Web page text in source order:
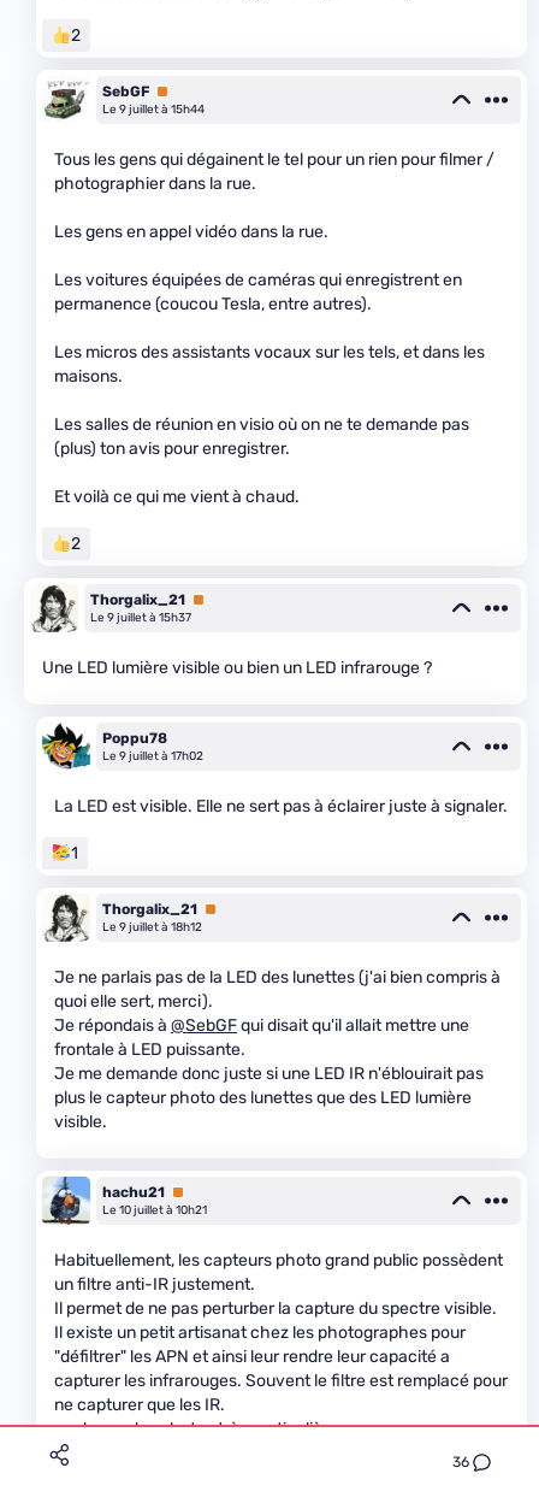
36
2
SebGF Premium
Le 9 juillet à 15h44
Tous les gens qui dégainent le tel pour un rien pour filmer /
photographier dans la rue.
Les gens en appel vidéo dans la rue.
Les voitures équipées de caméras qui enregistrent en
permanence (coucou Tesla, entre autres).
Les micros des assistants vocaux sur les tels, et dans les
maisons.
Les salles de réunion en visio où on ne te demande pas
(plus) ton avis pour enregistrer.
Et voilà ce qui me vient à chaud.
2
Thorgalix_21 Premium
Le 9 juillet à 15h37
Une LED lumière visible ou bien un LED infrarouge ?
Poppu78
Le 9 juillet à 17h02
La LED est visible. Elle ne sert pas à éclairer juste à signaler.
1
Thorgalix_21 Premium
Le 9 juillet à 18h12
Je ne parlais pas de la LED des lunettes (j'ai bien compris à
quoi elle sert, merci).
Je répondais à @SebGFqui disait qu'il allait mettre une
frontale à LED puissante.
Je me demande donc juste si une LED IR n'éblouirait pas
plus le capteur photo des lunettes que des LED lumière
visible.
hachu21 Premium
Le 10 juillet à 10h21
Habituellement, les capteurs photo grand public possèdent
un filtre anti-IR justement.
Il permet de ne pas perturber la capture du spectre visible.
Il existe un petit artisanat chez les photographes pour
"défiltrer" les APN et ainsi leur rendre leur capacité a
capturer les infrarouges. Souvent le filtre est remplacé pour
ne capturer que les IR.
ça donnedes photos très particulières